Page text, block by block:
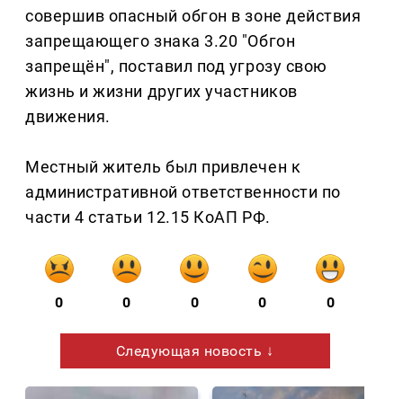
совершив опасный обгон в зоне действия
запрещающего знака 3.20 "Обгон
запрещён", поставил под угрозу свою
жизнь и жизни других участников
движения.
Местный житель был привлечен к
административной ответственности по
части 4 статьи 12.15 КоАП РФ.
0 0 0 0 0
Следующая новость ↓